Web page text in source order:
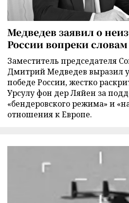
Медведев заявил о
России вопреки
Заместитель председателя
Дмитрий Медведев выразил
победе России, жестко
Урсулу фон дер Ляйен за
«бендеровского режима» и
отношения к Европе.